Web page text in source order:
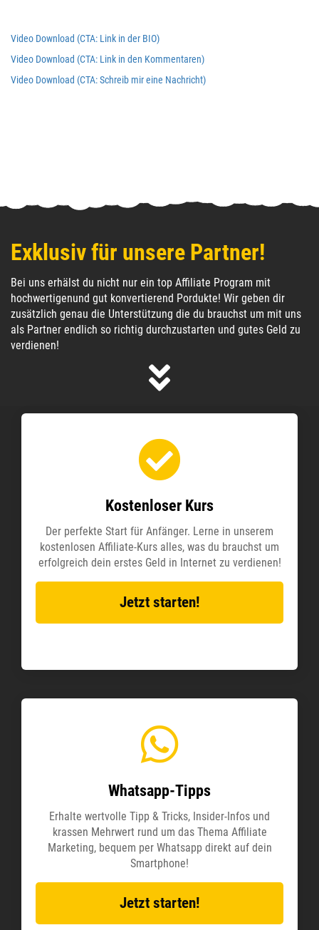
Video Download (CTA: Link in der BIO)
Video Download (CTA: Link in den Kommentaren)
Video Download (CTA: Schreib mir eine Nachricht)
Exklusiv für unsere Partner!
Bei uns erhälst du nicht nur ein top Affiliate Program mit
hochwertigenund gut konvertierend Pordukte! Wir geben dir
zusätzlich genau die Unterstützung die du brauchst um mit uns
als Partner endlich so richtig durchzustarten und gutes Geld zu
verdienen!
Kostenloser Kurs
Der perfekte Start für Anfänger. Lerne in unserem
kostenlosen Affiliate-Kurs alles, was du brauchst um
erfolgreich dein erstes Geld in Internet zu verdienen!
Jetzt starten!
Whatsapp-Tipps
Erhalte wertvolle Tipp & Tricks, Insider-Infos und
krassen Mehrwert rund um das Thema Affiliate
Marketing, bequem per Whatsapp direkt auf dein
Smartphone!
Jetzt starten!